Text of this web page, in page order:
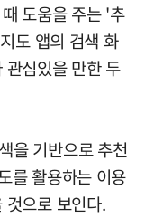
도움을 주는 '추
도 앱의 검색 화
관심있을 만한 두
을 기반으로 추천
를 활용하는 이용
것으로 보인다.